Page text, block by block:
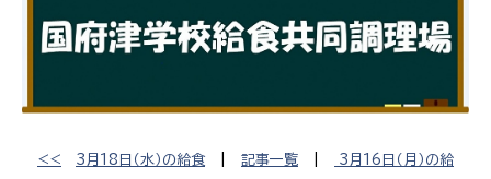
<< 3月18日（水）の給食 記事一覧
3月16日（月）の給